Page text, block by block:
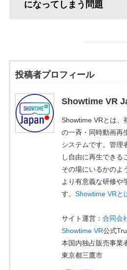
になってしまう問題
投稿者プロフィール
Showtime VR
Showtime VRとは、
の一斉・同時動画再
システムです。管理
し自由に再生できる
その場にいるかのよ
より有意義な研修や
す。 Showtime VRと
サイト運営： 合同会
Showtime VR公式
本国内独占販売事業
東京都三鷹市